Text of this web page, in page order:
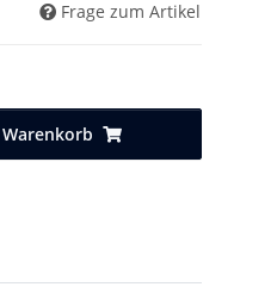
Frage zum Artikel